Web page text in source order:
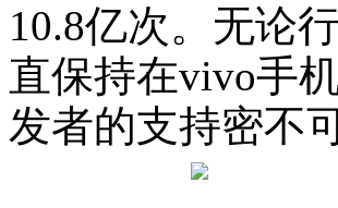
10.8亿次。无论
直保持在vivo手
发者的支持密不